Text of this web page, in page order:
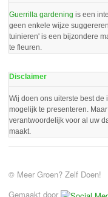
Guerrilla gardening is een
geen enkele wijze
tuinieren' is een bijzondere
te fleuren.
Disclaimer
Wij doen ons uiterste best
mogelijk te presenteren.
verantwoordelijk voor al uw
maakt.
© Meer Groen? Zelf Doen!
Gemaakt door